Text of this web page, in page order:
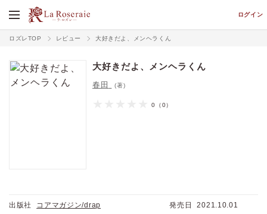
ログイン
ロズレTOP レビュー 大好きだよ、メンヘラくん
大好きだよ、メンヘラくん
春田 (著)
0 （0）
出版社
コアマガジン/drap
発売日
2021.10.01